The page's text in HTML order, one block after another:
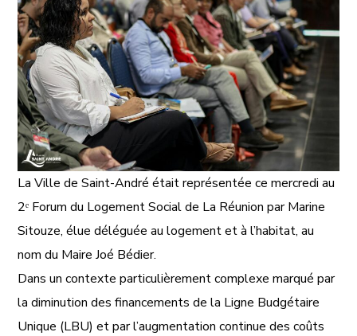
La Ville de Saint-André était représentée ce mercredi au
2ᵉ Forum du Logement Social de La Réunion par Marine
Sitouze, élue déléguée au logement et à l’habitat, au
nom du Maire Joé Bédier.
Dans un contexte particulièrement complexe marqué par
la diminution des financements de la Ligne Budgétaire
Unique (LBU) et par l’augmentation continue des coûts